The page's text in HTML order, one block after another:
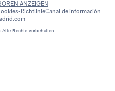
Rechte vorbehalten
ANZEIGEN
RichtlinieCanal de información